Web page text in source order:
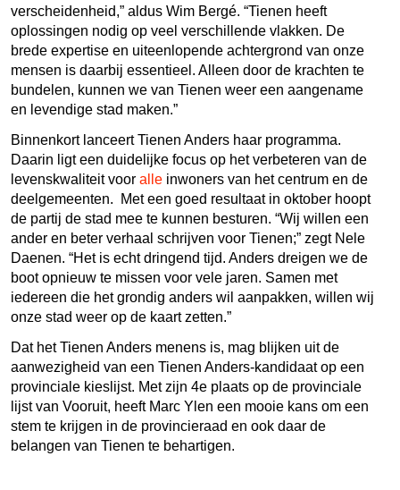
verscheidenheid,” aldus Wim Bergé. “Tienen heeft
oplossingen nodig op veel verschillende vlakken. De
brede expertise en uiteenlopende achtergrond van onze
mensen is daarbij essentieel. Alleen door de krachten te
bundelen, kunnen we van Tienen weer een aangename
en levendige stad maken.”
Binnenkort lanceert Tienen Anders haar programma.
Daarin ligt een duidelijke focus op het verbeteren van de
levenskwaliteit voor alle inwoners van het centrum en de
deelgemeenten. Met een goed resultaat in oktober hoopt
de partij de stad mee te kunnen besturen. “Wij willen een
ander en beter verhaal schrijven voor Tienen;” zegt Nele
Daenen. “Het is echt dringend tijd. Anders dreigen we de
boot opnieuw te missen voor vele jaren. Samen met
iedereen die het grondig anders wil aanpakken, willen wij
onze stad weer op de kaart zetten.”
Dat het Tienen Anders menens is, mag blijken uit de
aanwezigheid van een Tienen Anders-kandidaat op een
provinciale kieslijst. Met zijn 4e plaats op de provinciale
lijst van Vooruit, heeft Marc Ylen een mooie kans om een
stem te krijgen in de provincieraad en ook daar de
belangen van Tienen te behartigen.